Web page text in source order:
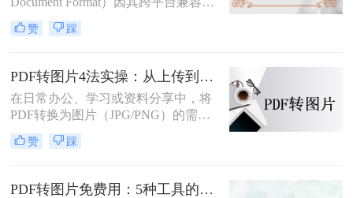
和版面保真度而备受推崇。然而，在
某些情况下，将PDF文件中的页面或
PNG，可能更为实用，比如制作演示
文稿、社交媒体分享或整合进其他图
文混排的设计中。那么pdf如何转成图
片呢？本文将详细介绍将PDF文件转
换为图片的多种方法，帮助你轻松完
成这一任务。
赞 踩
PDF转图片4法实操：从上传到下载的完整步骤和参数设置！
在日常办公、学习或资料分享中，将
PDF转换为图片（JPG/PNG）的需求
十分常见。那么pdf怎么转图片呢？本
文将介绍多种实用方法，满足不同场
赞 踩
PDF转图片免费用：5种工具的文件限制和输出质量对比！